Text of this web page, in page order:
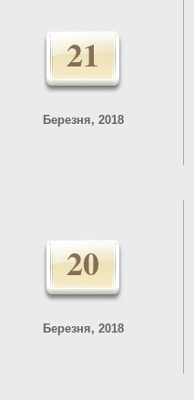
21
Березня, 2018
20
Березня, 2018